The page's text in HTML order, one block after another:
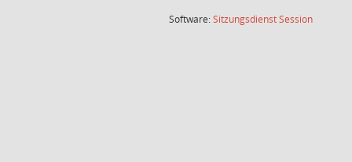
Software:SitzungsdienstSession(Wird in